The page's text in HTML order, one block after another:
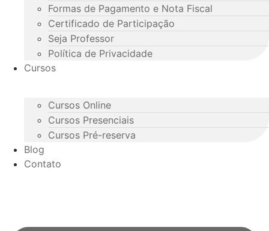
Formas de Pagamento e Nota Fiscal
Certificado de Participação
Seja Professor
Política de Privacidade
Cursos
Cursos Online
Cursos Presenciais
Cursos Pré-reserva
Blog
Contato